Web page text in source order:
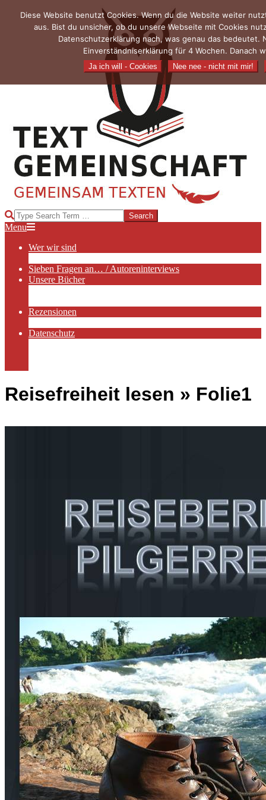
TEXTGEMEINSCHAFT
Search
Primary
Menu
Menu
Wer wir sind
Sieben Fragen an… / Autoreninterviews
Unsere Bücher
Rezensionen
Datenschutz
Reisefreiheit lesen » Folie1
Diese Website benutzt Cookies. Wenn du die Website weiter
aus. Bist du unsicher, ob du unsere Webseite mit Cookies
Datenschutzerklärung nach, was genau das bedeutet.
Einverständniserklärung für 4 Wochen. Danach
Ja ich will - Cookies Nee nee - nicht mit mir!